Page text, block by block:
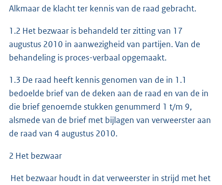
Alkmaar de klacht ter kennis van de raad gebracht.
1.2 Het bezwaar is behandeld ter zitting van 17
augustus 2010 in aanwezigheid van partijen. Van de
behandeling is proces-verbaal opgemaakt.
1.3 De raad heeft kennis genomen van de in 1.1
bedoelde brief van de deken aan de raad en van de in
die brief genoemde stukken genummerd 1 t/m 9,
alsmede van de brief met bijlagen van verweerster aan
de raad van 4 augustus 2010.
2 Het bezwaar
Het bezwaar houdt in dat verweerster in strijd met het